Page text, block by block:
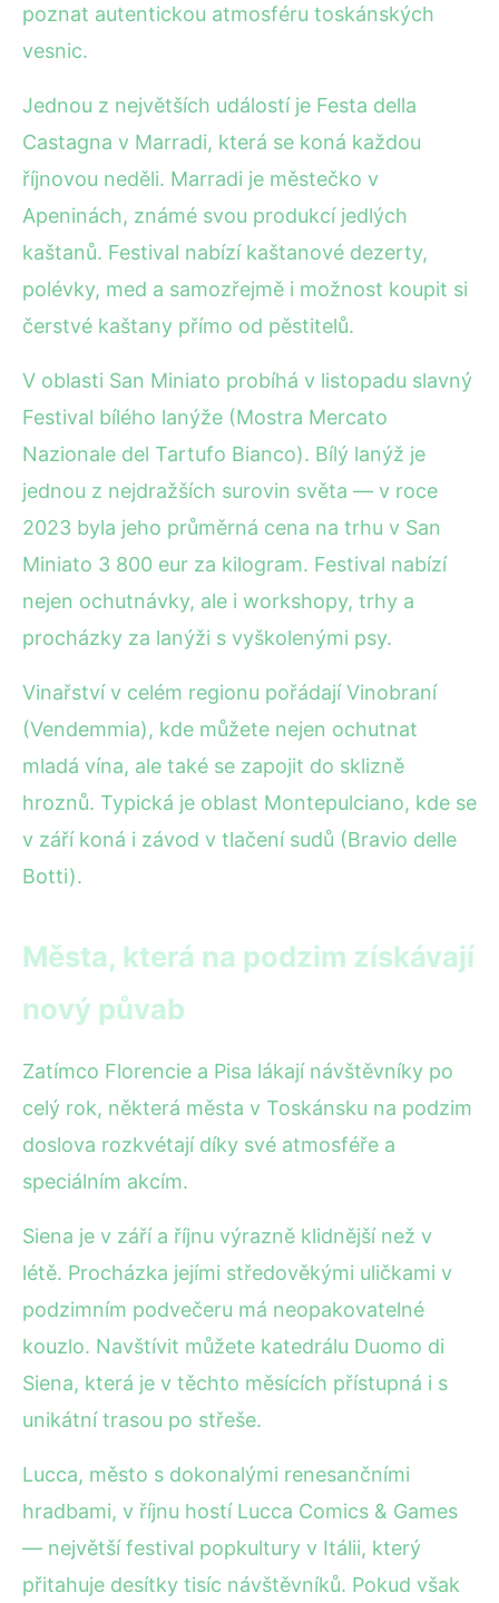
poznat autentickou atmosféru toskánských
vesnic.
Jednou z největších událostí je Festa della
Castagna v Marradi, která se koná každou
říjnovou neděli. Marradi je městečko v
Apeninách, známé svou produkcí jedlých
kaštanů. Festival nabízí kaštanové dezerty,
polévky, med a samozřejmě i možnost koupit si
čerstvé kaštany přímo od pěstitelů.
V oblasti San Miniato probíhá v listopadu slavný
Festival bílého lanýže (Mostra Mercato
Nazionale del Tartufo Bianco). Bílý lanýž je
jednou z nejdražších surovin světa — v roce
2023 byla jeho průměrná cena na trhu v San
Miniato 3 800 eur za kilogram. Festival nabízí
nejen ochutnávky, ale i workshopy, trhy a
procházky za lanýži s vyškolenými psy.
Vinařství v celém regionu pořádají Vinobraní
(Vendemmia), kde můžete nejen ochutnat
mladá vína, ale také se zapojit do sklizně
hroznů. Typická je oblast Montepulciano, kde se
v září koná i závod v tlačení sudů (Bravio delle
Botti).
Města, která na podzim získávají
nový půvab
Zatímco Florencie a Pisa lákají návštěvníky po
celý rok, některá města v Toskánsku na podzim
doslova rozkvétají díky své atmosféře a
speciálním akcím.
Siena je v září a říjnu výrazně klidnější než v
létě. Procházka jejími středověkými uličkami v
podzimním podvečeru má neopakovatelné
kouzlo. Navštívit můžete katedrálu Duomo di
Siena, která je v těchto měsících přístupná i s
unikátní trasou po střeše.
Lucca, město s dokonalými renesančními
hradbami, v říjnu hostí Lucca Comics & Games
— největší festival popkultury v Itálii, který
přitahuje desítky tisíc návštěvníků. Pokud však